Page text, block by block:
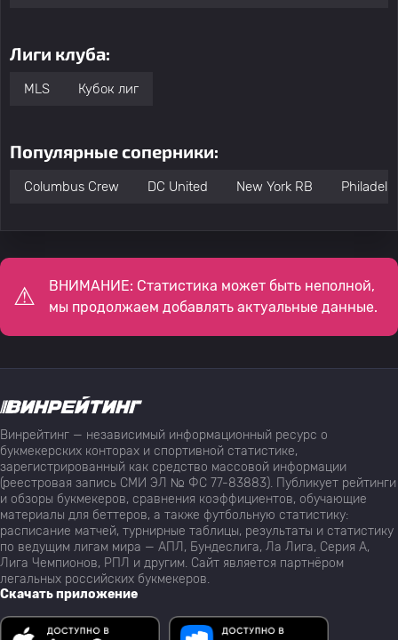
Лиги клуба:
MLS Кубок лиг
Популярные соперники:
Columbus Crew DC United New York RB
ВНИМАНИЕ: Статистика может быть неполной,
мы продолжаем добавлять актуальные данные.
Винрейтинг — независимый информационный ресурс о
букмекерских конторах и спортивной статистике,
зарегистрированный как средство массовой информации
(реестровая запись СМИ ЭЛ № ФС 77-83883). Публикует рейтинги
и обзоры букмекеров, сравнения коэффициентов, обучающие
материалы для беттеров, а также футбольную статистику:
расписание матчей, турнирные таблицы, результаты и статистику
по ведущим лигам мира — АПЛ, Бундеслига, Ла Лига, Серия А,
Лига Чемпионов, РПЛ и другим. Сайт является партнёром
легальных российских букмекеров.
Скачать приложение